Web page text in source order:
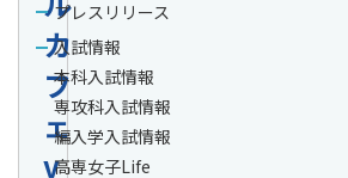
カ
フ
ェ
v
プレスリリース
入試情報
本科入試情報
専攻科入試情報
編入学入試情報
高専女子Life